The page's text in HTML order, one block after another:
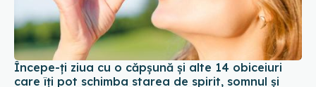
Începe-ți ziua cu o căpșună și alte 14 obiceiuri
care îți pot schimba starea de spirit, somnul și
energia
07 iul 2026, 21:48